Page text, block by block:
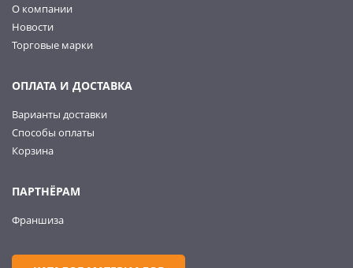
О компании
Новости
Торговые марки
ОПЛАТА И ДОСТАВКА
Варианты доставки
Способы оплаты
Корзина
ПАРТНЁРАМ
Франшиза